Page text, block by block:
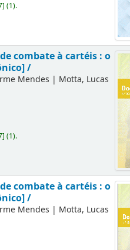
](1).
combate à cartéis : o
/
Mendes | Motta, Lucas
](1).
combate à cartéis : o
/
Mendes | Motta, Lucas